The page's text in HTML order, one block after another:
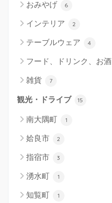
おみやげ 6
インテリア 2
テーブルウェア 4
フード、ドリンク、お酒
雑貨 7
観光・ドライブ 15
南大隅町 1
姶良市 2
指宿市 3
湧水町 1
知覧町 1